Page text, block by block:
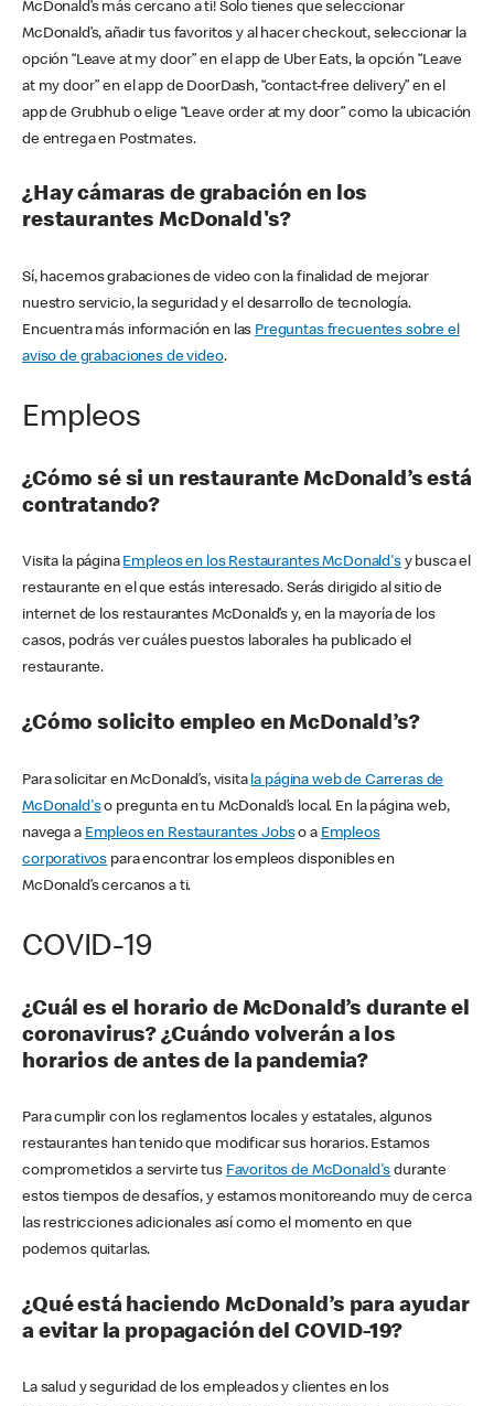
McDonald’s más cercano a ti! Solo tienes que seleccionar
McDonald’s, añadir tus favoritos y al hacer checkout, seleccionar la
opción “Leave at my door” en el app de Uber Eats, la opción “Leave
at my door” en el app de DoorDash, “contact-free delivery” en el
app de Grubhub o elige “Leave order at my door” como la ubicación
de entrega en Postmates.
¿Hay cámaras de grabación en los
restaurantes McDonald's?
Sí, hacemos grabaciones de video con la finalidad de mejorar
nuestro servicio, la seguridad y el desarrollo de tecnología.
Encuentra más información en las Preguntas frecuentes sobre el
aviso de grabaciones de video.
Empleos
¿Cómo sé si un restaurante McDonald’s está
contratando?
Visita la página Empleos en los Restaurantes McDonald'sy busca el
restaurante en el que estás interesado. Serás dirigido al sitio de
internet de los restaurantes McDonald’s y, en la mayoría de los
casos, podrás ver cuáles puestos laborales ha publicado el
restaurante.
¿Cómo solicito empleo en McDonald’s?
Para solicitar en McDonald’s, visita la página web de Carreras de
McDonald'so pregunta en tu McDonald’s local. En la página web,
navega a Empleos en Restaurantes Jobso a Empleos
corporativos para encontrar los empleos disponibles en
McDonald’s cercanos a ti.
COVID-19
¿Cuál es el horario de McDonald’s durante el
coronavirus? ¿Cuándo volverán a los
horarios de antes de la pandemia?
Para cumplir con los reglamentos locales y estatales, algunos
restaurantes han tenido que modificar sus horarios. Estamos
comprometidos a servirte tus Favoritos de McDonald's durante
estos tiempos de desafíos, y estamos monitoreando muy de cerca
las restricciones adicionales así como el momento en que
podemos quitarlas.
¿Qué está haciendo McDonald’s para ayudar
a evitar la propagación del COVID-19?
La salud y seguridad de los empleados y clientes en los